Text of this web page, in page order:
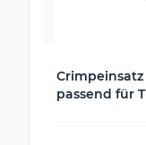
Crimpeinsatz
passend für